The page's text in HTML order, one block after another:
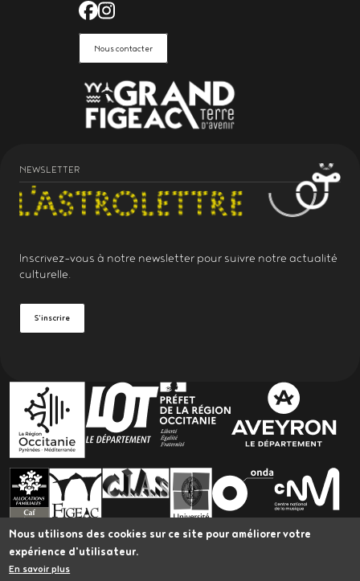
Nous utilisons des cookies sur ce site pour améliorer votre
expérience d'utilisateur.
En savoir plus
Facebook de l'Astrolabe Grand
Instagram de l'Astrolabe Grand
Nous contacter
NEWSLETTER
Inscrivez-vous à notre newsletter pour suivre notre actualité
culturelle.
S'inscrire
PARTENAIRES